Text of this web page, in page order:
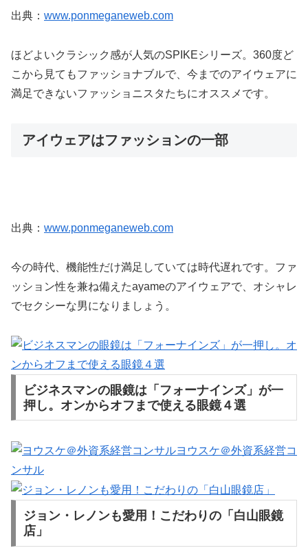
出典： www.ponmeganeweb.com
ほどよいクラシック感が人気のSPIKEシリーズ。360度ど
こから見てもファッショナブルで、今までのアイウェアに
満足できないファッショニスタたちにオススメです。
アイウェアはファッションの一部
出典： www.ponmeganeweb.com
今の時代、機能性だけ満足していては時代遅れです。ファ
ッション性を兼ね備えたayameのアイウェアで、オシャレ
でセクシーな男になりましょう。
ビジネスマンの眼鏡は「フォーナインズ」が一
押し。オンからオフまで使える眼鏡４選
ヨウスケ＠外資系経営コ
ンサル
ジョン・レノンも愛用！こだわりの「白山眼鏡
店」